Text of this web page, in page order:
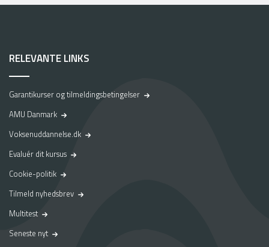
RELEVANTE LINKS
Garantikurser og tilmeldingsbetingelser
AMU Danmark
Voksenuddannelse.dk
Evaluér dit kursus
Cookie-politik
Tilmeld nyhedsbrev
Multitest
Seneste nyt